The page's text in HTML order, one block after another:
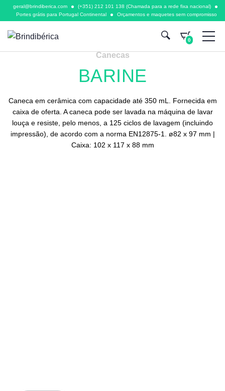
geral@brindiberica.com
(+351) 212 101 138 (Chamada para a rede fixa nacional)
Portes grátis para Portugal Continental
Orçamentos e maquetes sem compromisso
0
Canecas
BARINE
Caneca em cerâmica com capacidade até 350 mL. Fornecida em
caixa de oferta. A caneca pode ser lavada na máquina de lavar
louça e resiste, pelo menos, a 125 ciclos de lavagem (incluindo
impressão), de acordo com a norma EN12875-1. ø82 x 97 mm |
Caixa: 102 x 117 x 88 mm